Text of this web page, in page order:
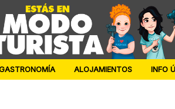
ALOJAMIENTOS INFO